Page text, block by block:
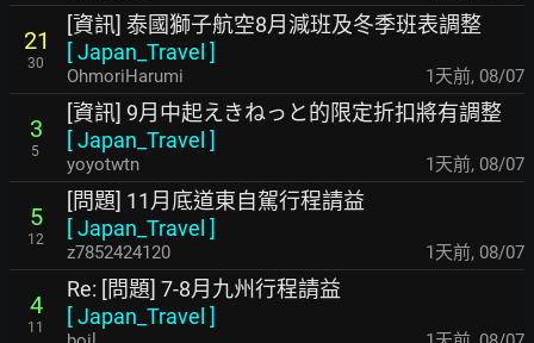
21
30
[資訊] 泰國獅子航空8月減班及冬季班表調整
[Japan_Travel ]
OhmoriHarumi 1天前, 08/07
3
5
[資訊] 9月中起えきねっと的限定折扣將有調整
[Japan_Travel ]
yoyotwtn 1天前, 08/07
5
12
[問題] 11月底道東自駕行程請益
[Japan_Travel ]
z7852424120 1天前, 08/07
4
11
Re: [問題] 7-8月九州行程請益
[Japan_Travel ]